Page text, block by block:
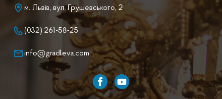
м. Львів, вул. Грушевського, 2
(032) 261-58-25
info@gradleva.com